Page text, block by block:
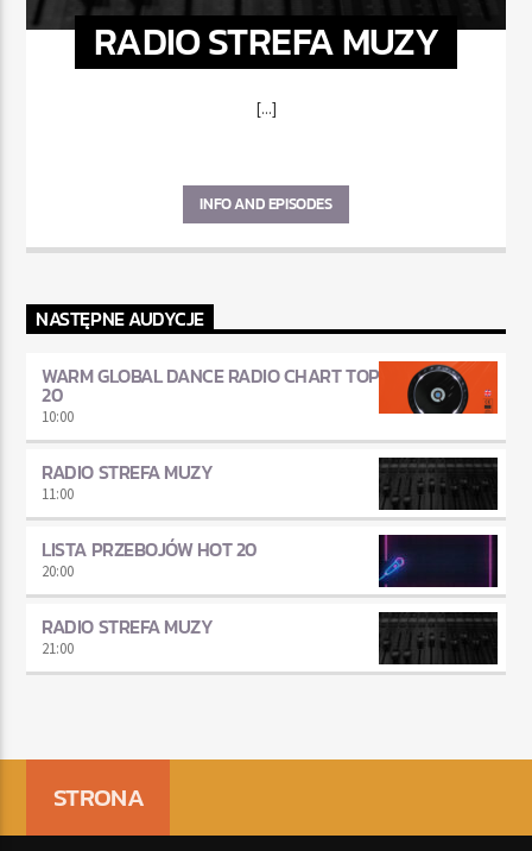
RADIO STREFA MUZY
[...]
INFO AND EPISODES
NASTĘPNE AUDYCJE
WARM GLOBAL DANCE RADIO CHART TOP
20
10:00
RADIO STREFA MUZY
11:00
LISTA PRZEBOJÓW HOT 20
20:00
RADIO STREFA MUZY
21:00
STRONA